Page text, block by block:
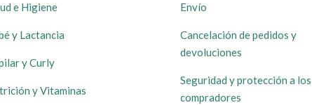
e Higiene
y Lactancia
y Curly
y Vitaminas
Envío
Cancelación de pedidos y
devoluciones
Seguridad y protección a los
compradores